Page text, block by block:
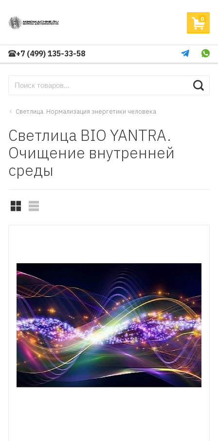
0
+7 (499) 135-33-58
Светлица. Нормализация энергетики человека
Светлица BIO YANTRA.
Очищение внутренней
среды